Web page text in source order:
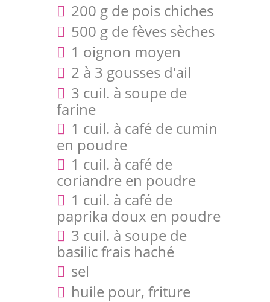
200 g de pois chiches
500 g de fèves sèches
1 oignon moyen
2 à 3 gousses d'ail
3 cuil. à soupe de
farine
1 cuil. à café de cumin
en poudre
1 cuil. à café de
coriandre en poudre
1 cuil. à café de
paprika doux en poudre
3 cuil. à soupe de
basilic frais haché
sel
huile pour, friture